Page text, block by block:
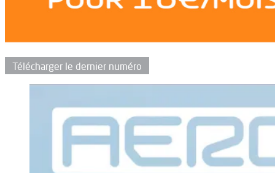
Télécharger le dernier numéro